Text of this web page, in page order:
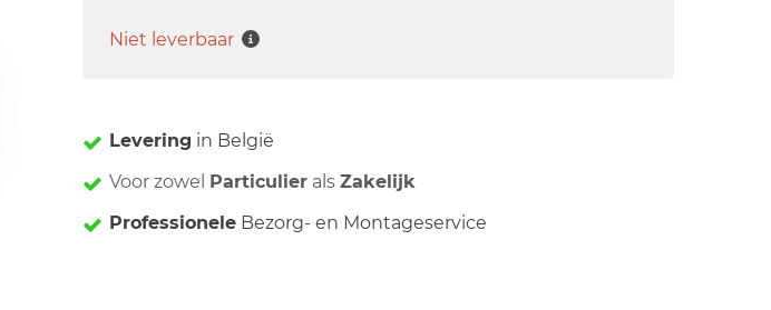
Niet leverbaar
Levering in België
Voor zowel Particulier alsZakelijk
Professionele Bezorg- en Montageservice